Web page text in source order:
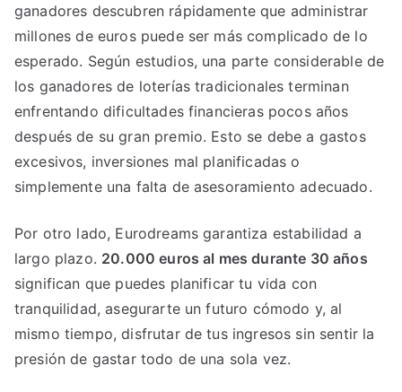
ganadores descubren rápidamente que administrar
millones de euros puede ser más complicado de lo
esperado. Según estudios, una parte considerable de
los ganadores de loterías tradicionales terminan
enfrentando dificultades financieras pocos años
después de su gran premio. Esto se debe a gastos
excesivos, inversiones mal planificadas o
simplemente una falta de asesoramiento adecuado.
Por otro lado, Eurodreams garantiza estabilidad a
largo plazo. 20.000 euros al mes durante 30 años
significan que puedes planificar tu vida con
tranquilidad, asegurarte un futuro cómodo y, al
mismo tiempo, disfrutar de tus ingresos sin sentir la
presión de gastar todo de una sola vez.